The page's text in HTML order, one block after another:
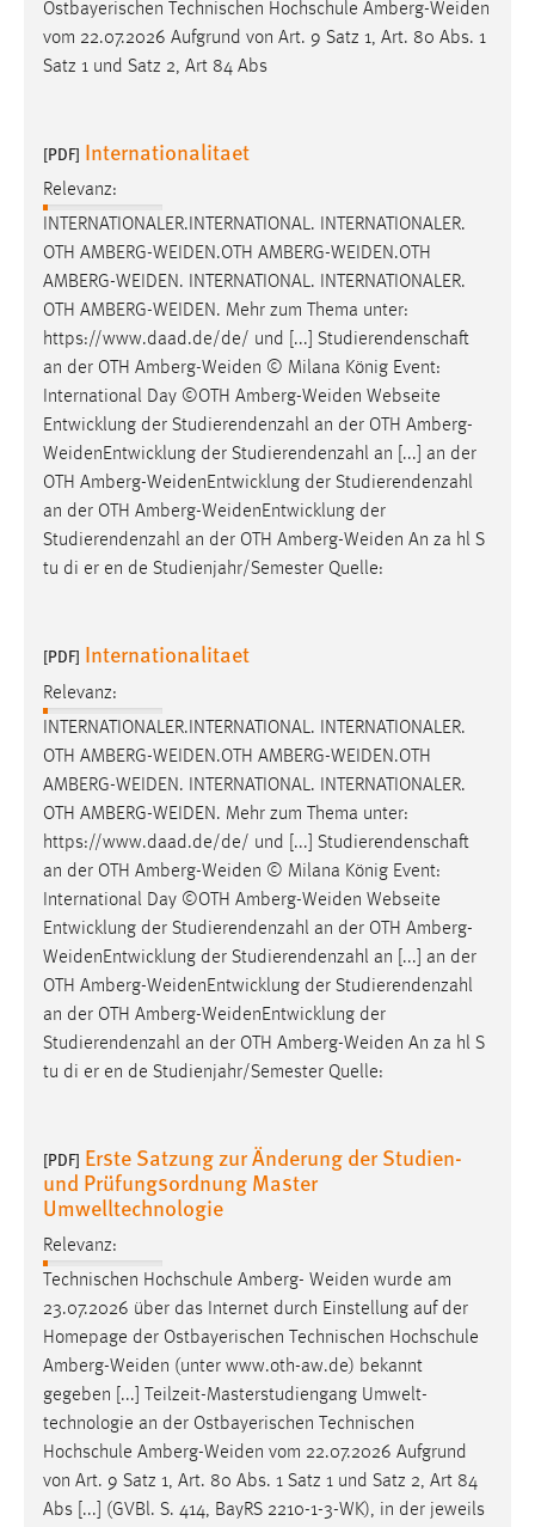
Ostbayerischen Technischen Hochschule Amberg-Weiden
vom 22.07.2026 Aufgrund von Art. 9 Satz 1, Art. 80 Abs. 1
Satz 1 und Satz 2, Art 84 Abs
[PDF] Internationalitaet
Relevanz:
INTERNATIONALER.INTERNATIONAL. INTERNATIONALER.
OTH AMBERG-WEIDEN.OTH AMBERG-WEIDEN.OTH
AMBERG-WEIDEN. INTERNATIONAL. INTERNATIONALER.
OTH AMBERG-WEIDEN. Mehr zum Thema unter:
https://www.daad.de/de/ und [...] Studierendenschaft
an der OTH Amberg-Weiden © Milana König Event:
International Day ©OTH Amberg-Weiden Webseite
Entwicklung der Studierendenzahl an der OTH Amberg-
WeidenEntwicklung der Studierendenzahl an [...] an der
OTH Amberg-WeidenEntwicklung der Studierendenzahl
an der OTH Amberg-WeidenEntwicklung der
Studierendenzahl an der OTH Amberg-Weiden An za hl S
tu di er en de Studienjahr/Semester Quelle:
[PDF] Internationalitaet
Relevanz:
INTERNATIONALER.INTERNATIONAL. INTERNATIONALER.
OTH AMBERG-WEIDEN.OTH AMBERG-WEIDEN.OTH
AMBERG-WEIDEN. INTERNATIONAL. INTERNATIONALER.
OTH AMBERG-WEIDEN. Mehr zum Thema unter:
https://www.daad.de/de/ und [...] Studierendenschaft
an der OTH Amberg-Weiden © Milana König Event:
International Day ©OTH Amberg-Weiden Webseite
Entwicklung der Studierendenzahl an der OTH Amberg-
WeidenEntwicklung der Studierendenzahl an [...] an der
OTH Amberg-WeidenEntwicklung der Studierendenzahl
an der OTH Amberg-WeidenEntwicklung der
Studierendenzahl an der OTH Amberg-Weiden An za hl S
tu di er en de Studienjahr/Semester Quelle:
[PDF] Erste Satzung zur Änderung der Studien-
und Prüfungsordnung Master
Umwelltechnologie
Relevanz:
Technischen Hochschule Amberg- Weiden wurde am
23.07.2026 über das Internet durch Einstellung auf der
Homepage der Ostbayerischen Technischen Hochschule
Amberg-Weiden (unter www.oth-aw.de) bekannt
gegeben [...] Teilzeit-Masterstudiengang Umwelt-
technologie an der Ostbayerischen Technischen
Hochschule Amberg-Weiden vom 22.07.2026 Aufgrund
von Art. 9 Satz 1, Art. 80 Abs. 1 Satz 1 und Satz 2, Art 84
Abs [...] (GVBl. S. 414, BayRS 2210-1-3-WK), in der jeweils